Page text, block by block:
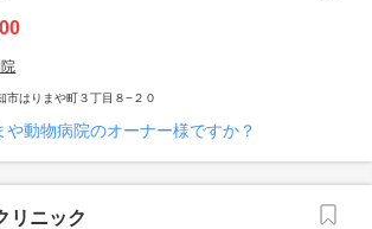
市はりまや町３丁目８−２０
や動物病院のオーナー様ですか？
リニック